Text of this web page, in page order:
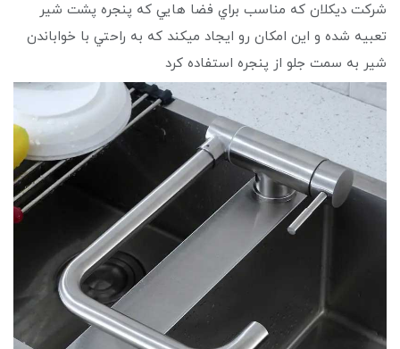
شركت ديكلان که مناسب براي فضا هايي كه پنجره پشت شير
تعبيه شده و اين امكان رو ايجاد ميكند كه به راحتي با خواباندن
شير به سمت جلو از پنجره استفاده كرد